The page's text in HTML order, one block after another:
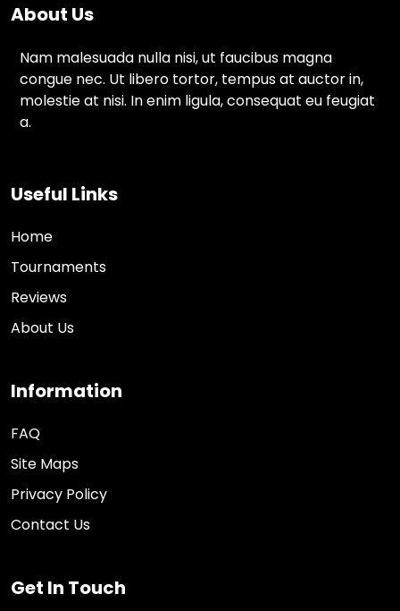
About Us
Nam malesuada nulla nisi, ut faucibus magna
congue nec. Ut libero tortor, tempus at auctor in,
molestie at nisi. In enim ligula, consequat eu feugiat
a.
Useful Links
Home
Tournaments
Reviews
About Us
Information
FAQ
Site Maps
Privacy Policy
Contact Us
Get In Touch